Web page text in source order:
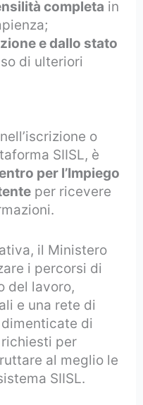
completa in
e dallo stato
di ulteriori
o
SIISL, è
per l’Impiego
per ricevere
il Ministero
i percorsi di
del lavoro,
e una rete di
di
per
al meglio le
SIISL.